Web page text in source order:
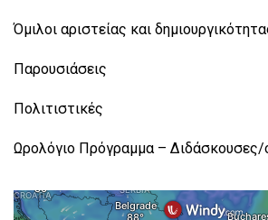
Όμιλοι αριστείας και
Παρουσιάσεις
Πολιτιστικές
Ωρολόγιο Πρόγραμμα – Διδάσκουσες/